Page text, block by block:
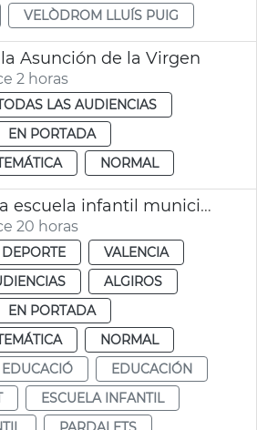
VELÒDROM LLUÍS PUIG
Asunción de la Virgen
2 horas
LAS AUDIENCIAS
EN PORTADA
NORMAL
Obras reforma escuela infantil municipal Pardalets
20 horas
VALENCIA
ALGIROS
EN PORTADA
NORMAL
EDUCACIÓ
EDUCACIÓN
ESCUELA INFANTIL